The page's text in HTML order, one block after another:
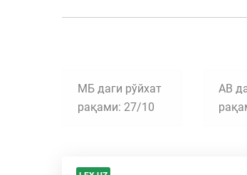
МБ даги рўйхат
рақами: 27/10
АВ